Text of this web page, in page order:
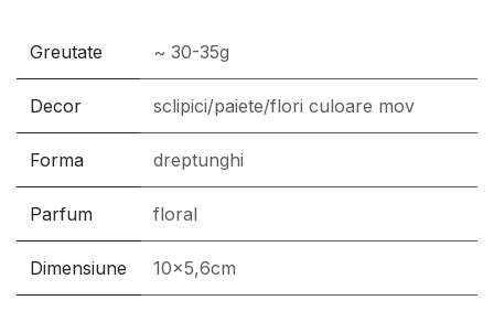
Greutate ~ 30-35g
Decor sclipici/paiete/flori culoare mov
Forma dreptunghi
Parfum floral
Dimensiune 10x5,6cm